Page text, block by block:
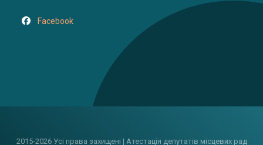
Facebook
2015-2026 Усі права захищені | Атестація депутатів місцевих рад